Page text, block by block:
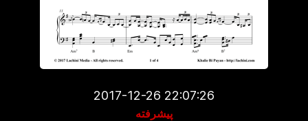
2017-12-26 22:07:26
پیشرفته